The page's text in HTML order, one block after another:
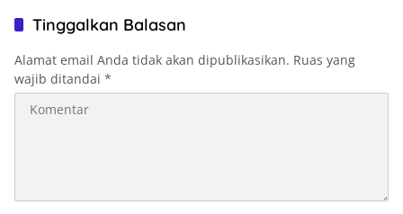
Tinggalkan Balasan
Alamat email Anda tidak akan dipublikasikan. Ruas yang
wajib ditandai *